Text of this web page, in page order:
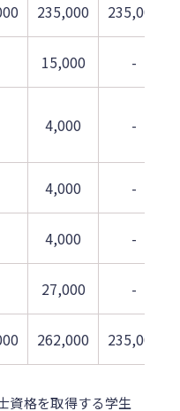
235,000 235,000
15,000 -
4,000 -
4,000 -
4,000 -
27,000 -
262,000 235,000
資格を取得する学生